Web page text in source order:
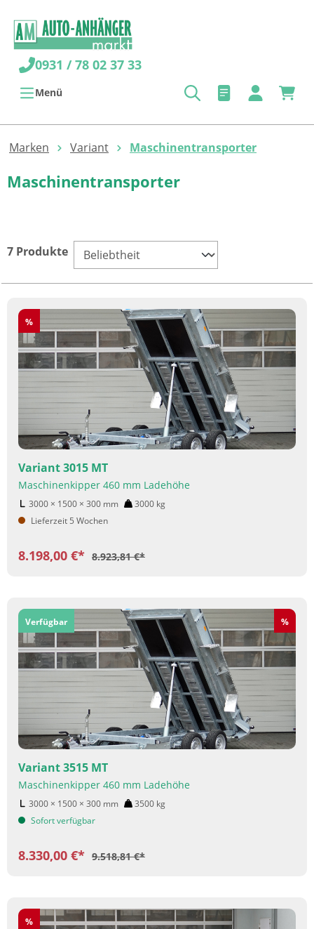
0931 / 78 02 37 33
Menü
Marken Variant Maschinentransporter
Maschinentransporter
7 Produkte
Rabatt
%
Variant 3015 MT
Maschinenkipper 460 mm Ladehöhe
3000 × 1500 × 300 mm 3000 kg
Lieferzeit 5 Wochen
8.198,00 €* 8.923,81 €*
Verfügbar Rabatt
%
Variant 3515 MT
Maschinenkipper 460 mm Ladehöhe
3000 × 1500 × 300 mm 3500 kg
Sofort verfügbar
8.330,00 €* 9.518,81 €*
Rabatt
%